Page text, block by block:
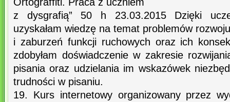
z dysgrafią” 50 h 23.03.2015 Dzięki
uzyskałam wiedzę na temat problemów rozwoju
i zaburzeń funkcji ruchowych oraz ich
zdobyłam doświadczenie w zakresie
pisania oraz udzielania im wskazówek
trudności w pisaniu.
19. Kurs internetowy organizowany przez